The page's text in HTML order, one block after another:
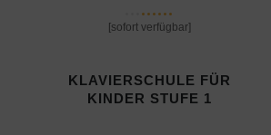
[sofort verfügbar]
KLAVIERSCHULE FÜR
KINDER STUFE 1